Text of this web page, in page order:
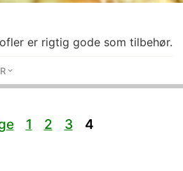
er rigtig gode som tilbehør.
1 2 3 4